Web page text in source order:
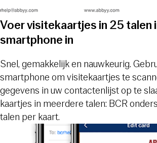
Voer visitekaartjes in 25 talen
smartphone in
Snel, gemakkelijk en nauwkeurig.
smartphone om visitekaartjes te
gegevens in uw contactenlijst op te
kaartjes in meerdere talen: BCR
talen per kaart.